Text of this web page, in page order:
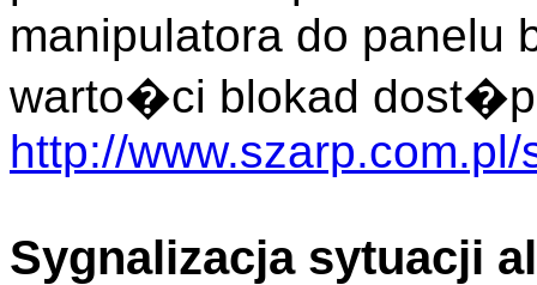
manipulatora do panelu
warto�ci blokad
http://
Sygnalizacja sytuacji